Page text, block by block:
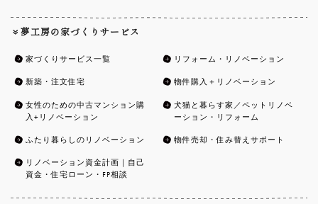
夢工房の家づくりサービス
家づくりサービス一覧 リフォーム・リノベーション
新築・注文住宅 物件購入＋リノベーション
女性のための中古マンション購
入+リノベーション
犬猫と暮らす家／ペットリノベ
ーション・リフォーム
ふたり暮らしのリノベーション 物件売却・住み替えサポート
リノベーション資金計画｜自己
資金・住宅ローン・FP相談